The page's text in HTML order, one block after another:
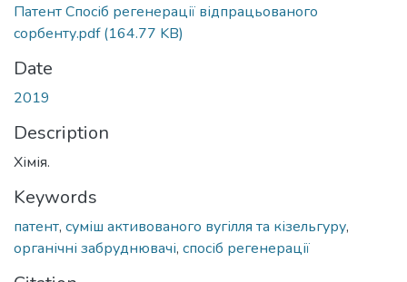
Патент Спосіб регенерації відпрацьованого
сорбенту.pdf(164.77 KB)
Date
2019
Description
Хімія.
Keywords
патент, суміш активованого вугілля та кізельгуру,
органічні забруднювачі, спосіб регенерації